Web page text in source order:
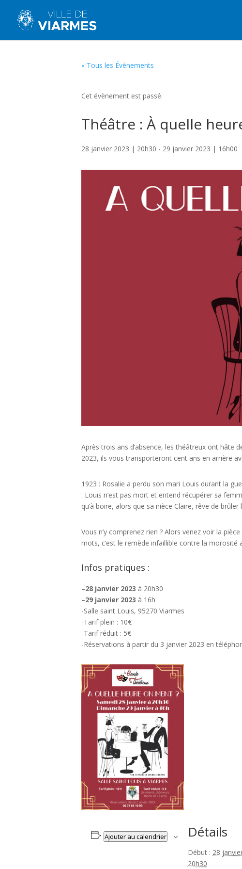
« Tous les Évènements
Cet évènement est passé.
Théâtre : À quelle
28 janvier 2023 | 20h30 - 29 janvier 2023 | 16h00
Après trois ans d’absence, les théâtreux ont hâte
2023, ils vous transporteront cent ans en arrière
1923 : Rosalie a perdu son mari Louis durant la
: Louis n’est pas mort et entend récupérer sa
qu’à boire, alors que sa nièce Claire, rêve de
Vous n’y comprenez rien ? Alors venez voir la pièce
mots, c’est le remède infaillible contre la morosité
Infos pratiques :
–28 janvier 2023 à 20h30
–29 janvier 2023 à 16h
-Salle saint Louis, 95270 Viarmes
-Tarif plein : 10€
-Tarif réduit : 5€
-Réservations à partir du 3 janvier 2023 en
Ajouter au calendrier Détails
Début : 28
20h30